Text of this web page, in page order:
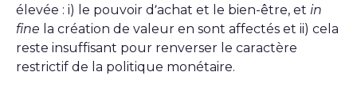
élevée : i) le pouvoir d’achat et le bien-être, et in
fine la création de valeur en sont affectés et ii) cela
reste insuffisant pour renverser le caractère
restrictif de la politique monétaire.